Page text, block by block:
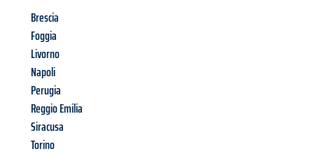
Brescia
Foggia
Livorno
Napoli
Perugia
Reggio Emilia
Siracusa
Torino